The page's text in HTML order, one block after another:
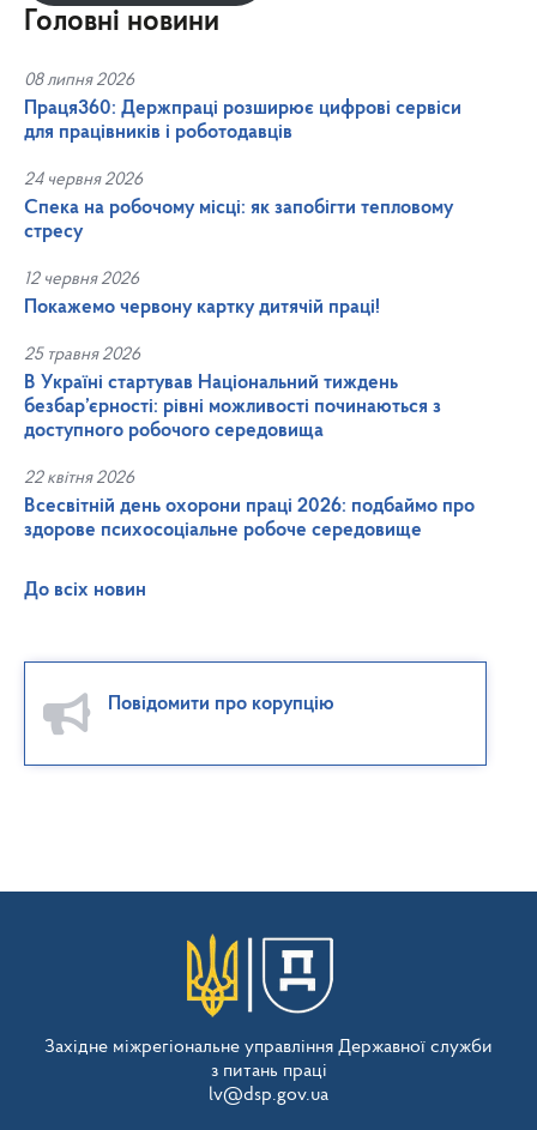
Головні новини
08 липня 2026
Праця360: Держпраці розширює цифрові сервіси
для працівників і роботодавців
24 червня 2026
Спека на робочому місці: як запобігти тепловому
стресу
12 червня 2026
Покажемо червону картку дитячій праці!
25 травня 2026
В Україні стартував Національний тиждень
безбар’єрності: рівні можливості починаються з
доступного робочого середовища
22 квітня 2026
Всесвітній день охорони праці 2026: подбаймо про
здорове психосоціальне робоче середовище
До всіх новин
Повідомити про корупцію
Західне міжрегіональне управління Державної служби
з питань праці
lv@dsp.gov.ua